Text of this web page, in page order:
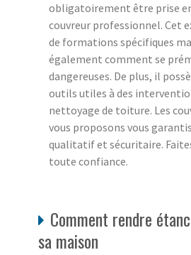
obligatoirement être prise
couvreur professionnel. Cet
de formations spécifiques
également comment se
dangereuses. De plus, il
outils utiles à des
nettoyage de toiture. Les
vous proposons vous
qualitatif et sécuritaire.
toute confiance.
Comment rendre
sa maison